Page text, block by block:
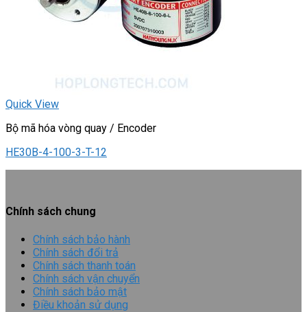
Quick View
Bộ mã hóa vòng quay / Encoder
HE30B-4-100-3-T-12
Chính sách chung
Chính sách bảo hành
Chính sách đổi trả
Chính sách thanh toán
Chính sách vận chuyển
Chính sách bảo mật
Điều khoản sử dụng